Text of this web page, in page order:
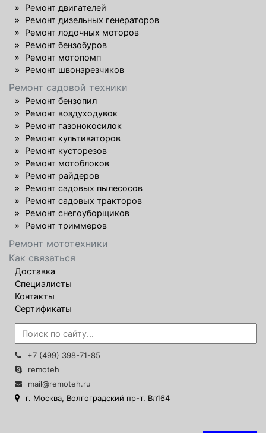
Ремонт двигателей
Ремонт дизельных генераторов
Ремонт лодочных моторов
Ремонт бензобуров
Ремонт мотопомп
Ремонт швонарезчиков
Ремонт садовой техники
Ремонт бензопил
Ремонт воздуходувок
Ремонт газонокосилок
Ремонт культиваторов
Ремонт кусторезов
Ремонт мотоблоков
Ремонт райдеров
Ремонт садовых пылесосов
Ремонт садовых тракторов
Ремонт снегоуборщиков
Ремонт триммеров
Ремонт мототехники
Как связаться
Доставка
Специалисты
Контакты
Сертификаты
+7 (499) 398-71-85
remoteh
mail@remoteh.ru
г. Москва, Волгоградский пр-т. Вл164